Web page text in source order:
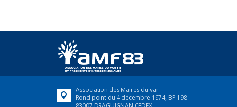
Association des Maires du var
Rond point du 4 décembre 1974, BP 198
83007 DRAGUIGNAN CEDEX